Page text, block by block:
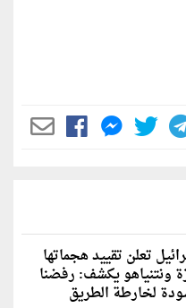
تعلن تقييد هجماتها
ونتنياهو يكشف: رفضنا
لخارطة الطريق